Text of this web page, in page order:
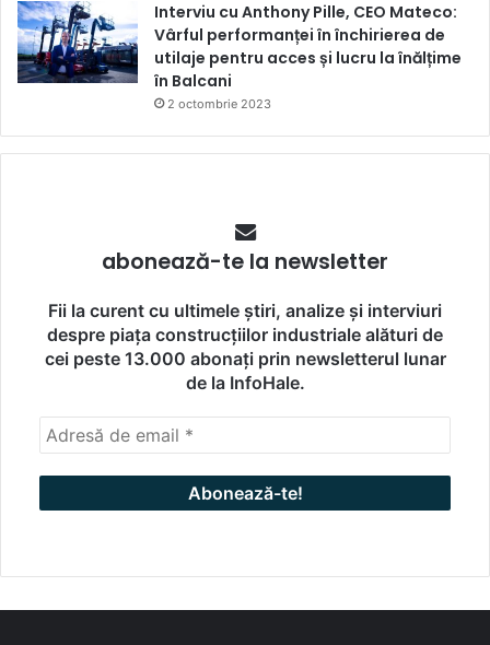
Interviu cu Anthony Pille, CEO Mateco:
Vârful performanței în închirierea de
utilaje pentru acces și lucru la înălțime
în Balcani
2 octombrie 2023
abonează-te la newsletter
Fii la curent cu ultimele știri, analize și interviuri
despre piața construcțiilor industriale alături de
cei peste 13.000 abonați prin newsletterul lunar
de la InfoHale.